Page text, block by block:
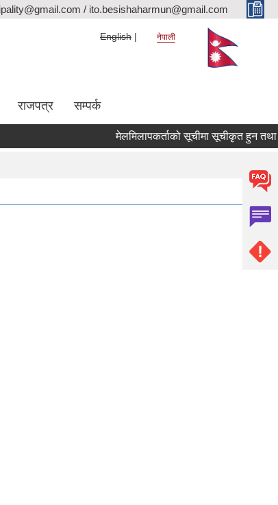
/ ito.besishaharmun@gmail.com
English नेपाली
राजपत्र सम्पर्क
मेलमिलापकर्ताको सूचीमा सूचीकृत हुन तथा